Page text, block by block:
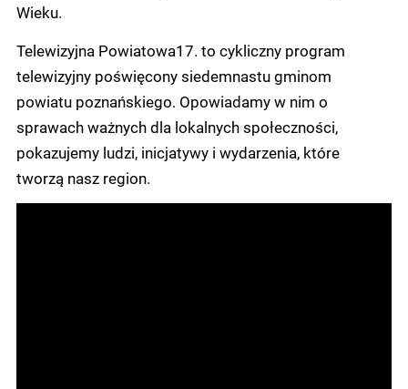
Wieku.
Telewizyjna Powiatowa17. to cykliczny program
telewizyjny poświęcony siedemnastu gminom
powiatu poznańskiego. Opowiadamy w nim o
sprawach ważnych dla lokalnych społeczności,
pokazujemy ludzi, inicjatywy i wydarzenia, które
tworzą nasz region.